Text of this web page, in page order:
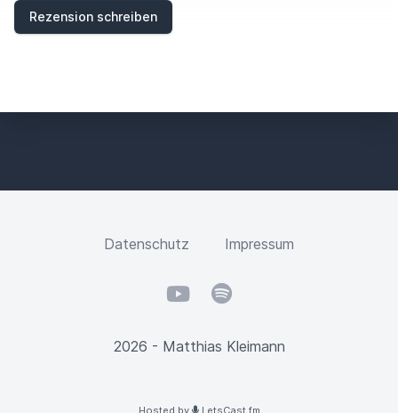
E
Rezension schreiben
Datenschutz Impressum
YouTubeSpotify
2026 - Matthias Kleimann
Hosted by LetsCast.fm